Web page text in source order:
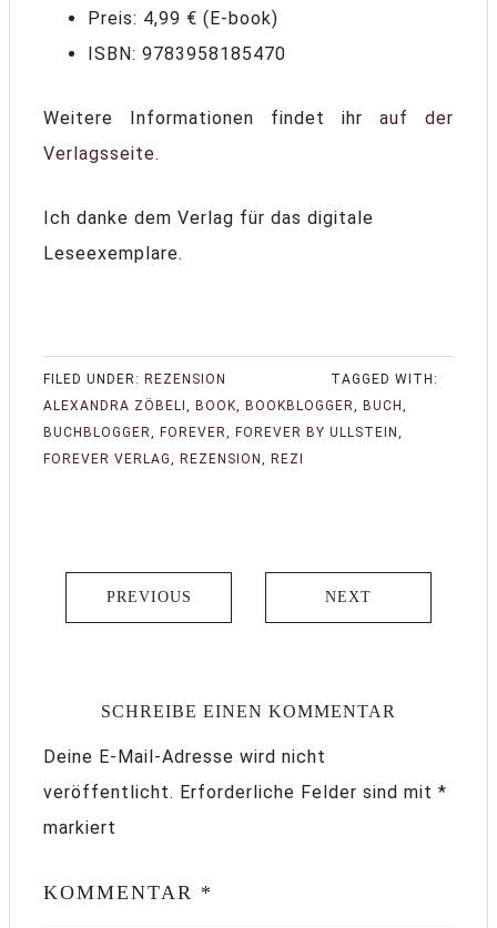
Preis: 4,99 € (E-book)
ISBN: 9783958185470
Weitere Informationen findet ihr auf der
Verlagsseite.
Ich danke dem Verlag für das digitale
Leseexemplare.
FILED UNDER: REZENSION
TAGGED WITH:
ALEXANDRA ZÖBELI , BOOK, BOOKBLOGGER, BUCH ,
BUCHBLOGGER, FOREVER, FOREVER BY ULLSTEIN ,
FOREVER VERLAG, REZENSION , REZI
PREVIOUS NEXT
SCHREIBE EINEN KOMMENTAR
Deine E-Mail-Adresse wird nicht
veröffentlicht. Erforderliche Felder sind mit *
markiert
KOMMENTAR *